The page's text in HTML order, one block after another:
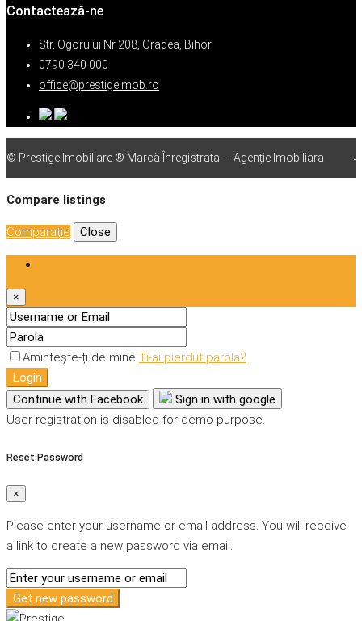
Contactează-ne
Str. Ogorului Nr 208, Oradea, Bihor
0790 340 000
office@prestigeimob.ro
© Prestige Imobiliare ® Marcă Înregistrata - - Agenție Imobiliara
Compare listings
Comparaţie Close
×
Amintește-ți de mine Ti-ai pierdut parola?
Login
Continue with Facebook
Sign in with google
User registration is disabled for demo purpose.
Reset Password
×
Please enter your username or email address. You will receive
a link to create a new password via email.
Get new password